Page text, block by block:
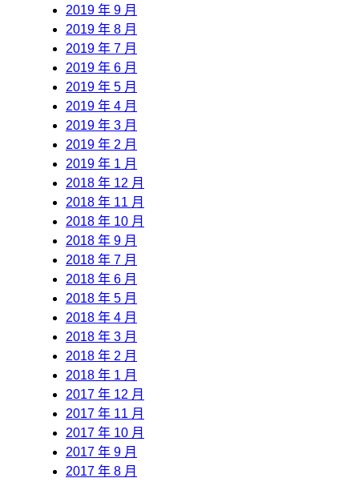
2019 年 9 月
2019 年 8 月
2019 年 7 月
2019 年 6 月
2019 年 5 月
2019 年 4 月
2019 年 3 月
2019 年 2 月
2019 年 1 月
2018 年 12 月
2018 年 11 月
2018 年 10 月
2018 年 9 月
2018 年 7 月
2018 年 6 月
2018 年 5 月
2018 年 4 月
2018 年 3 月
2018 年 2 月
2018 年 1 月
2017 年 12 月
2017 年 11 月
2017 年 10 月
2017 年 9 月
2017 年 8 月